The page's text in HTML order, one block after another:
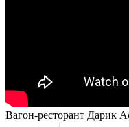
Вагон-ресторант Дарик